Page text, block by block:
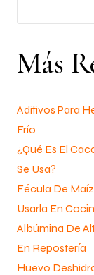
Más
Aditivos Para
Frío
¿Qué Es El
Se Usa?
Fécula De
Usarla En
Albúmina De
En Repostería
Huevo